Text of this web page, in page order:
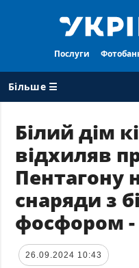
Послуги
Більше ☰
ВСI РУБРИКИ
Війна
Відбудова
Політика
Економіка
Фактчеки
Білий дім
відхиляв
Пентагону
снаряди з
фосфором -
26.09.2024 10:43